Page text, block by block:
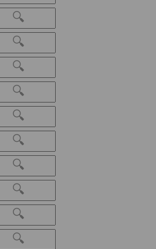
🔍
🔍
🔍
🔍
🔍
🔍
🔍
🔍
🔍
🔍